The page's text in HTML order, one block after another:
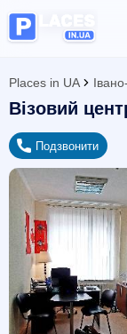
Places in UA
Візовий
Подзвонити